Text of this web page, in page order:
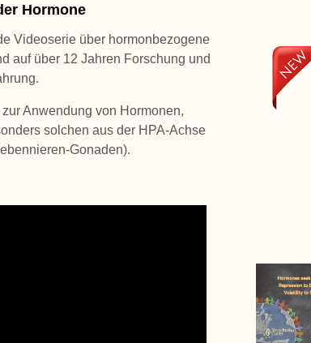
Hormone
Videoserie über hormonbezogene
auf über 12 Jahren Forschung und
Anwendung von Hormonen,
solchen aus der HPA-Achse
Gonaden).